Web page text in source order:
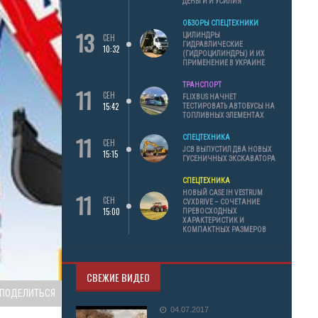
13
СЕН
10:32
ОБЗОРЫ СПЕЦТЕХНИКИ
ЦИЛИНДРЫ
ГИДРАВЛИЧЕСКИЕ
(ГИДРОЦИЛИНДРЫ) И ИХ
ПРИМЕНЕНИЕ В УКРАИНЕ
11
СЕН
15:42
ТРАНСПОРТ
FLIXBUS НАЧНЕТ
ТЕСТИРОВАТЬ АВТОБУСЫ НА
ТОПЛИВНЫХ ЭЛЕМЕНТАХ
11
СЕН
15:15
СПЕЦТЕХНИКА
JCB ВЫПУСТИЛ ДВА НОВЫХ
ГУСЕНИЧНЫХ ЭКСКАВАТОРА
11
СЕН
15:00
СПЕЦТЕХНИКА
НОВЫЙ CASE IH VESTRUM
CVXDRIVE – СОЧЕТАНИЕ
ПРЕВОСХОДНЫХ
ХАРАКТЕРИСТИК И
КОМПАКТНЫХ РАЗМЕРОВ
СВЕЖИЕ ВИДЕО
04.07.2017